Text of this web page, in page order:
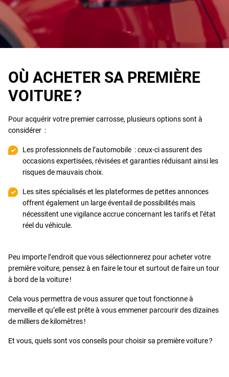
OÙ ACHETER SA PREMIÈRE
VOITURE ?
Pour acquérir votre premier carrosse, plusieurs options sont à
considérer :
Les professionnels de l’automobile : ceux-ci assurent des
occasions expertisées, révisées et garanties réduisant ainsi les
risques de mauvais choix.
Les sites spécialisés et les plateformes de petites annonces
offrent également un large éventail de possibilités mais
nécessitent une vigilance accrue concernant les tarifs et l’état
réel du véhicule.
Peu importe l’endroit que vous sélectionnerez pour acheter votre
première voiture, pensez à en faire le tour et surtout de faire un tour
à bord de la voiture !
Cela vous permettra de vous assurer que tout fonctionne à
merveille et qu’elle est prête à vous emmener parcourir des dizaines
de milliers de kilomètres !
Et vous, quels sont vos conseils pour choisir sa première voiture ?